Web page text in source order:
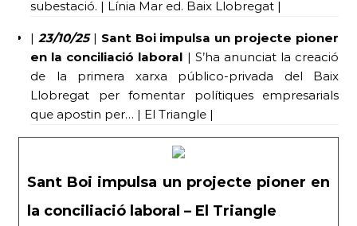
subestació. | Línia Mar ed. Baix Llobregat |
| 23/10/25| Sant Boi impulsa un projecte pioner
en la conciliació laboral | S’ha anunciat la creació
de la primera xarxa público-privada del Baix
Llobregat per fomentar polítiques empresarials
que apostin per… | El Triangle |
Sant Boi impulsa un projecte pioner en
la conciliació laboral – El Triangle